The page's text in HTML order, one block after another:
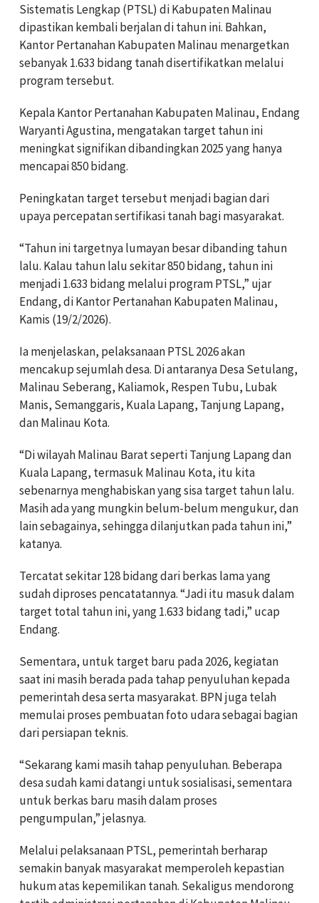
Sistematis Lengkap (PTSL) di Kabupaten Malinau
dipastikan kembali berjalan di tahun ini. Bahkan,
Kantor Pertanahan Kabupaten Malinau menargetkan
sebanyak 1.633 bidang tanah disertifikatkan melalui
program tersebut.
Kepala Kantor Pertanahan Kabupaten Malinau, Endang
Waryanti Agustina, mengatakan target tahun ini
meningkat signifikan dibandingkan 2025 yang hanya
mencapai 850 bidang.
Peningkatan target tersebut menjadi bagian dari
upaya percepatan sertifikasi tanah bagi masyarakat.
“Tahun ini targetnya lumayan besar dibanding tahun
lalu. Kalau tahun lalu sekitar 850 bidang, tahun ini
menjadi 1.633 bidang melalui program PTSL,” ujar
Endang, di Kantor Pertanahan Kabupaten Malinau,
Kamis (19/2/2026).
Ia menjelaskan, pelaksanaan PTSL 2026 akan
mencakup sejumlah desa. Di antaranya Desa Setulang,
Malinau Seberang, Kaliamok, Respen Tubu, Lubak
Manis, Semanggaris, Kuala Lapang, Tanjung Lapang,
dan Malinau Kota.
“Di wilayah Malinau Barat seperti Tanjung Lapang dan
Kuala Lapang, termasuk Malinau Kota, itu kita
sebenarnya menghabiskan yang sisa target tahun lalu.
Masih ada yang mungkin belum-belum mengukur, dan
lain sebagainya, sehingga dilanjutkan pada tahun ini,”
katanya.
Tercatat sekitar 128 bidang dari berkas lama yang
sudah diproses pencatatannya. “Jadi itu masuk dalam
target total tahun ini, yang 1.633 bidang tadi,” ucap
Endang.
Sementara, untuk target baru pada 2026, kegiatan
saat ini masih berada pada tahap penyuluhan kepada
pemerintah desa serta masyarakat. BPN juga telah
memulai proses pembuatan foto udara sebagai bagian
dari persiapan teknis.
“Sekarang kami masih tahap penyuluhan. Beberapa
desa sudah kami datangi untuk sosialisasi, sementara
untuk berkas baru masih dalam proses
pengumpulan,” jelasnya.
Melalui pelaksanaan PTSL, pemerintah berharap
semakin banyak masyarakat memperoleh kepastian
hukum atas kepemilikan tanah. Sekaligus mendorong